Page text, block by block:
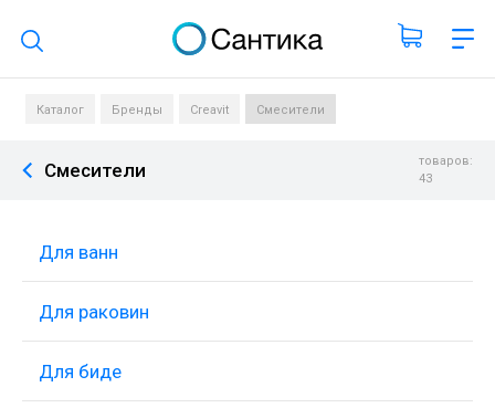
Поиск по каталогу
Каталог Бренды Creavit Смесители
Смесители
товаров:
43
Для ванн
Для раковин
Для биде